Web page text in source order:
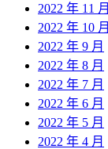
2022 年 11 月
2022 年 10 月
2022 年 9 月
2022 年 8 月
2022 年 7 月
2022 年 6 月
2022 年 5 月
2022 年 4 月